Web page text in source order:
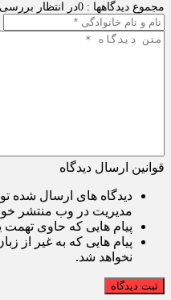
مجموع دیدگاهها : 0 در انتظار بررسی
قوانین ارسال دیدگاه
دیدگاه های ارسال شده
مدیریت در وب منتشر
پیام هایی که حاوی تهمت
پیام هایی که به غیر از
نخواهد شد.
ثبت دیدگاه